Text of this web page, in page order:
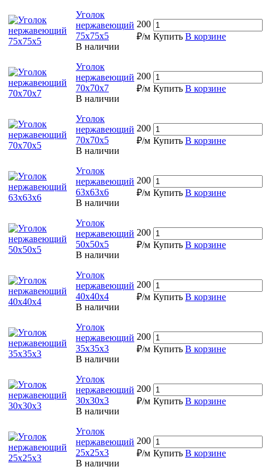
Уголок
нержавеющий
75х75х5
В наличии
200
₽/м Купить В корзине
Уголок
нержавеющий
70х70х7
В наличии
200
₽/м Купить В корзине
Уголок
нержавеющий
70х70х5
В наличии
200
₽/м Купить В корзине
Уголок
нержавеющий
63х63х6
В наличии
200
₽/м Купить В корзине
Уголок
нержавеющий
50х50х5
В наличии
200
₽/м Купить В корзине
Уголок
нержавеющий
40х40х4
В наличии
200
₽/м Купить В корзине
Уголок
нержавеющий
35х35х3
В наличии
200
₽/м Купить В корзине
Уголок
нержавеющий
30х30х3
В наличии
200
₽/м Купить В корзине
Уголок
нержавеющий
25х25х3
В наличии
200
₽/м Купить В корзине